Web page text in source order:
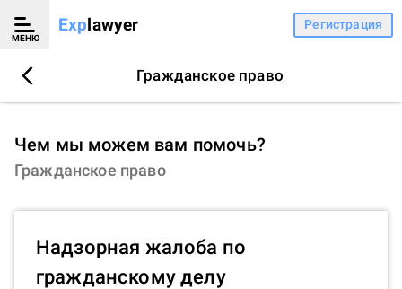
МЕНЮ
Explawyer Регистрация
Гражданское право
Чем мы можем вам помочь?
Гражданское право
Надзорная жалоба по
гражданскому делу